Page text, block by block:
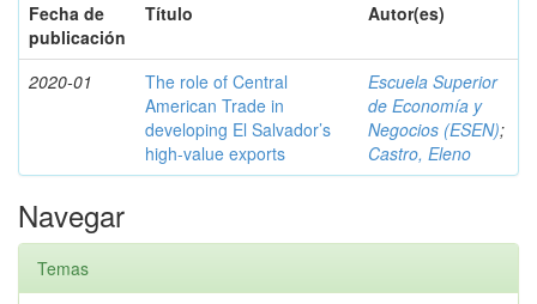
Fecha de
publicación
Título Autor(es)
2020-01
The role of Central
American Trade in
developing El Salvador’s
high-value exports
Escuela Superior
de Economía y
Negocios (ESEN);
Castro, Eleno
Navegar
Temas